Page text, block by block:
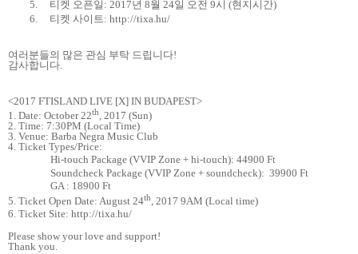
5.
티켓 오픈일 : 2017년 8월 24일 오전 9시 (현지시간)
6.
티켓 사이트: http://tixa.hu/
여러분들의 많은 관심 부탁 드립니다!
감사합니다.
<2017 FTISLAND LIVE [X] IN BUDAPEST>
1. Date: October 22th
, 2017 (Sun)
2. Time: 7:30PM (Local Time)
3. Venue: Barba Negra Music Club
4. Ticket Types/Price:
Hi-touch Package (VVIP Zone + hi-touch): 44900 Ft
Soundcheck Package (VVIP Zone + soundcheck): 39900 Ft
GA : 18900 Ft
5. Ticket Open Date: August 24th, 2017 9AM (Local time)
6. Ticket Site: http://tixa.hu/
Please show your love and support!
Thank you.